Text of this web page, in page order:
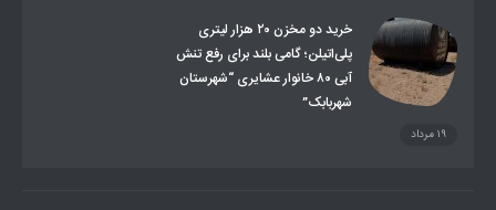
خرید دو مخزن ۲۰ هزار لیتری
پلی‌اتیلن؛ گامی بلند برای رفع تنش
آبی ۸۰ خانوار عشایری “شهرستان
شهربابک”
۱۹ مرداد